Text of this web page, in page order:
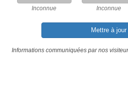
Inconnue Inconnue
Mettre à jour
Informations communiquées par nos